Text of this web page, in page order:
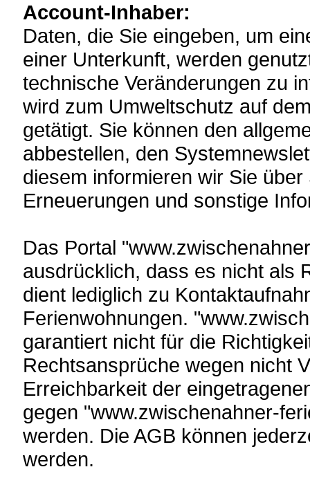
Account-Inhaber:
Daten, die Sie eingeben, um
einer Unterkunft, werden
technische Veränderungen zu
wird zum Umweltschutz auf
getätigt. Sie können den
abbestellen, den
diesem informieren wir Sie
Erneuerungen und sonstige
Das Portal
ausdrücklich, dass es nicht als
dient lediglich zu
Ferienwohnungen.
garantiert nicht für die
Rechtsansprüche wegen nicht
Erreichbarkeit der
gegen "www.zwischenahner-
werden. Die AGB können
werden.